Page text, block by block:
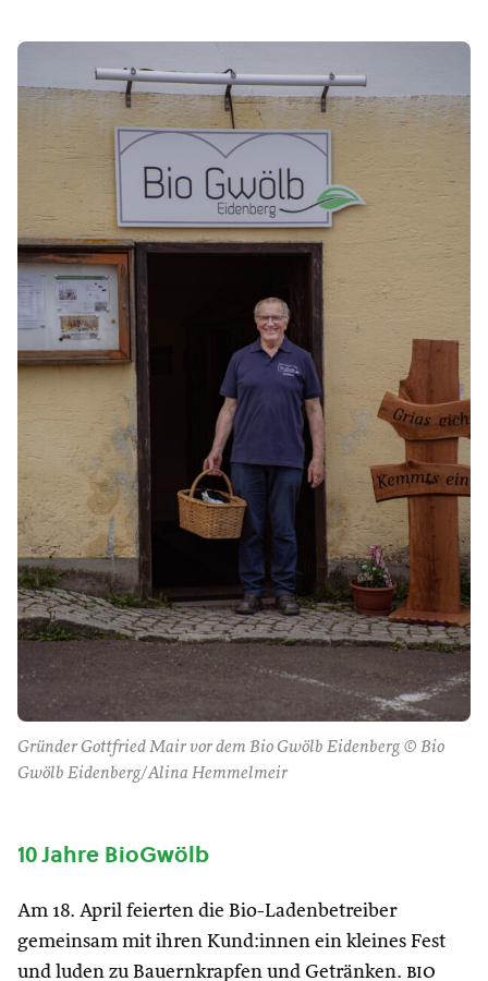
Gründer Gottfried Mair vor dem Bio Gwölb Eidenberg © Bio
Gwölb Eidenberg/Alina Hemmelmeir
10 Jahre BioGwölb
Am 18. April feierten die Bio-Ladenbetreiber
gemeinsam mit ihren Kund:innen ein kleines Fest
und luden zu Bauernkrapfen und Getränken. bio